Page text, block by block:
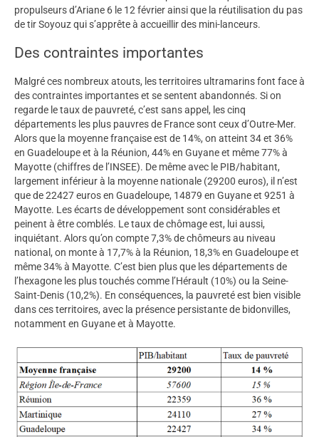
propulseurs d’Ariane 6 le 12 février ainsi que la réutilisation du pas
de tir Soyouz qui s’apprête à accueillir des mini-lanceurs.
Des contraintes importantes
Malgré ces nombreux atouts, les territoires ultramarins font face à
des contraintes importantes et se sentent abandonnés. Si on
regarde le taux de pauvreté, c’est sans appel, les cinq
départements les plus pauvres de France sont ceux d’Outre-Mer.
Alors que la moyenne française est de 14%, on atteint 34 et 36%
en Guadeloupe et à la Réunion, 44% en Guyane et même 77% à
Mayotte (chiffres de l’INSEE). De même avec le PIB/habitant,
largement inférieur à la moyenne nationale (29200 euros), il n’est
que de 22427 euros en Guadeloupe, 14879 en Guyane et 9251 à
Mayotte. Les écarts de développement sont considérables et
peinent à être comblés. Le taux de chômage est, lui aussi,
inquiétant. Alors qu’on compte 7,3% de chômeurs au niveau
national, on monte à 17,7% à la Réunion, 18,3% en Guadeloupe et
même 34% à Mayotte. C’est bien plus que les départements de
l’hexagone les plus touchés comme l’Hérault (10%) ou la Seine-
Saint-Denis (10,2%). En conséquences, la pauvreté est bien visible
dans ces territoires, avec la présence persistante de bidonvilles,
notamment en Guyane et à Mayotte.